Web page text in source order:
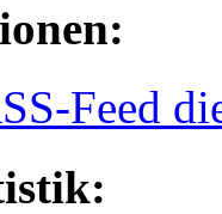
Feed